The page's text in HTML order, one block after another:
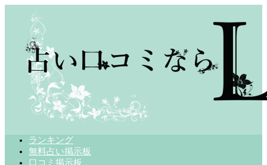
ランキング
無料占い掲示板
口コミ掲示板